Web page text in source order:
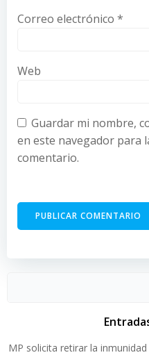
Correo electrónico *
Web
Guardar mi nombre,
en este navegador para
comentario.
MP solicita retirar la